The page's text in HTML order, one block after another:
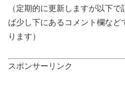
（定期的に更新しますが以下
ば少し下にあるコメント欄など
ります）
スポンサーリンク